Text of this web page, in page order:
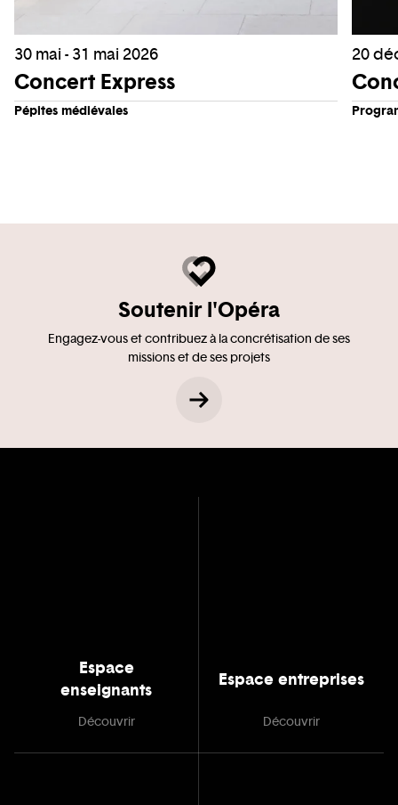
30 mai - 31 mai 2026
Concert Express
Pépites médiévales
20
Soutenir l'Opéra
Engagez-vous et contribuez à la concrétisation de ses
missions et de ses projets
Espace
enseignants
Découvrir
Espace entreprises
Découvrir